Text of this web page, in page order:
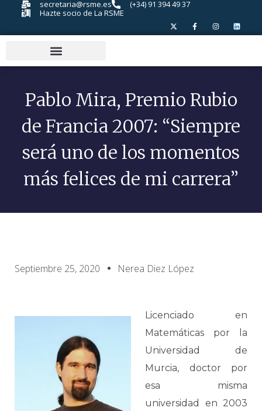
secretaria@rsme.es
(+34) 91 394 49 37
Hazte socio de La RSME
Pablo Mira, Premio Rubio
de Francia 2007: “Siempre
será uno de los momentos
más felices de mi carrera”
Septiembre 25, 2020 Nerea Diez López
Licenciado en
Matemáticas por la
Universidad de
Murcia, doctor por
esa misma
universidad en 2003